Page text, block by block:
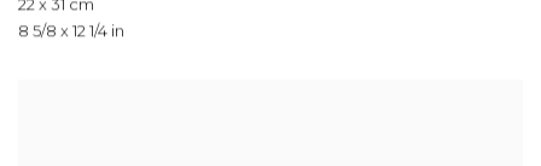
22 x 31 cm
8 5/8 x 12 1/4 in